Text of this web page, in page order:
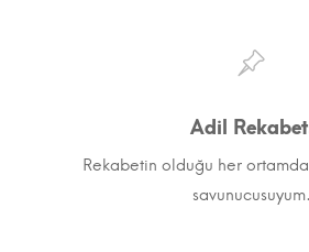
Adil
Rekabetin olduğu her
savunucusuyum.